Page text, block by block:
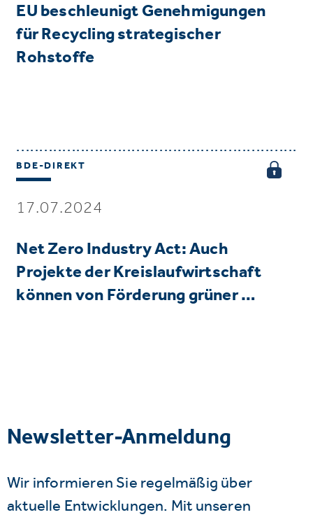
EU beschleunigt Genehmigungen
für Recycling strategischer
Rohstoffe
BDE-DIREKT
17.07.2024
Net Zero Industry Act: Auch
Projekte der Kreislaufwirtschaft
können von Förderung grüner …
Newsletter-Anmeldung
Wir informieren Sie regelmäßig über
aktuelle Entwicklungen. Mit unseren